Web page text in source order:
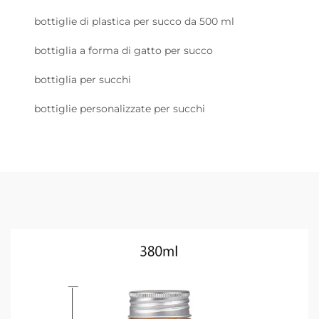
bottiglie di plastica per succo da 500 ml
bottiglia a forma di gatto per succo
bottiglia per succhi
bottiglie personalizzate per succhi